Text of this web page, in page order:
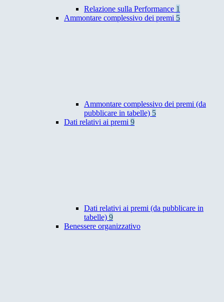
Relazione sulla Performance 1
Ammontare complessivo dei premi 5
Ammontare complessivo dei premi (da
pubblicare in tabelle) 5
Dati relativi ai premi 9
Dati relativi ai premi (da pubblicare in
tabelle) 9
Benessere organizzativo